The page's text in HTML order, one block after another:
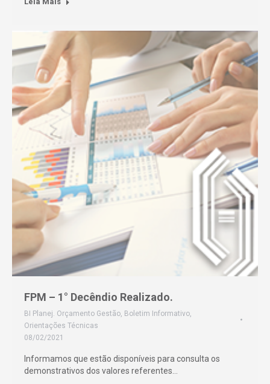
FPM – 1° Decêndio Realizado.
BI Planej. Orçamento Gestão, Boletim Informativo,
Orientações Técnicas
08/02/2021
Informamos que estão disponíveis para consulta os
demonstrativos dos valores referentes…